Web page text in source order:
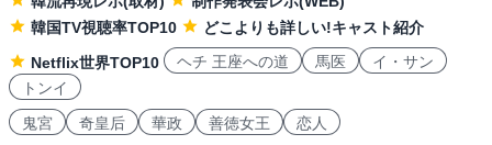
韓国TV視聴率TOP10
どこよりも詳しい!キャスト紹介
Netflix世界TOP10
ヘチ 王座への道 馬医
イ・サン
トンイ
鬼宮
奇皇后 華政 善徳女王 恋人